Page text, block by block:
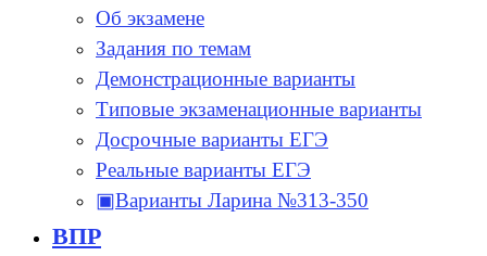
Об экзамене
Задания по темам
Демонстрационные варианты
Типовые экзаменационные варианты
Досрочные варианты ЕГЭ
Реальные варианты ЕГЭ
▣Варианты Ларина №313-350
ВПР